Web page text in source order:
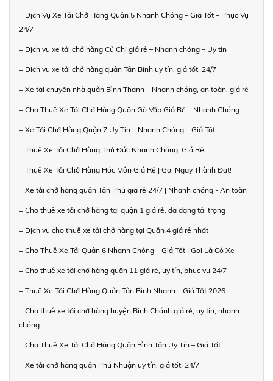
+ Dịch Vụ Xe Tải Chở Hàng Quận 5 Nhanh Chóng – Giá Tốt – Phục Vụ
24/7
+ Dịch vụ xe tải chở hàng Củ Chi giá rẻ – Nhanh chóng – Uy tín
+ Dịch vụ xe tải chở hàng quận Tân Bình uy tín, giá tốt, 24/7
+ Xe tải chuyển nhà quận Bình Thạnh – Nhanh chóng, an toàn, giá rẻ
+ Cho Thuê Xe Tải Chở Hàng Quận Gò Vấp Giá Rẻ – Nhanh Chóng
+ Xe Tải Chở Hàng Quận 7 Uy Tín – Nhanh Chóng – Giá Tốt
+ Thuê Xe Tải Chở Hàng Thủ Đức Nhanh Chóng, Giá Rẻ
+ Thuê Xe Tải Chở Hàng Hóc Môn Giá Rẻ | Gọi Ngay Thành Đạt!
+ Xe tải chở hàng quận Tân Phú giá rẻ 24/7 | Nhanh chóng - An toàn
+ Cho thuê xe tải chở hàng tại quận 1 giá rẻ, đa dạng tải trọng
+ Dịch vụ cho thuê xe tải chở hàng tại Quận 4 giá rẻ nhất
+ Cho Thuê Xe Tải Quận 6 Nhanh Chóng – Giá Tốt | Gọi Là Có Xe
+ Cho thuê xe tải chở hàng quận 11 giá rẻ, uy tín, phục vụ 24/7
+ Thuê Xe Tải Chở Hàng Quận Tân Bình Nhanh – Giá Tốt 2026
+ Cho thuê xe tải chở hàng huyện Bình Chánh giá rẻ, uy tín, nhanh
chóng
+ Cho Thuê Xe Tải Chở Hàng Quận Bình Tân Uy Tín – Giá Tốt
+ Xe tải chở hàng quận Phú Nhuận uy tín, giá tốt, 24/7